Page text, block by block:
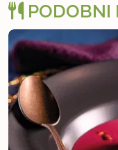
PODOBNI